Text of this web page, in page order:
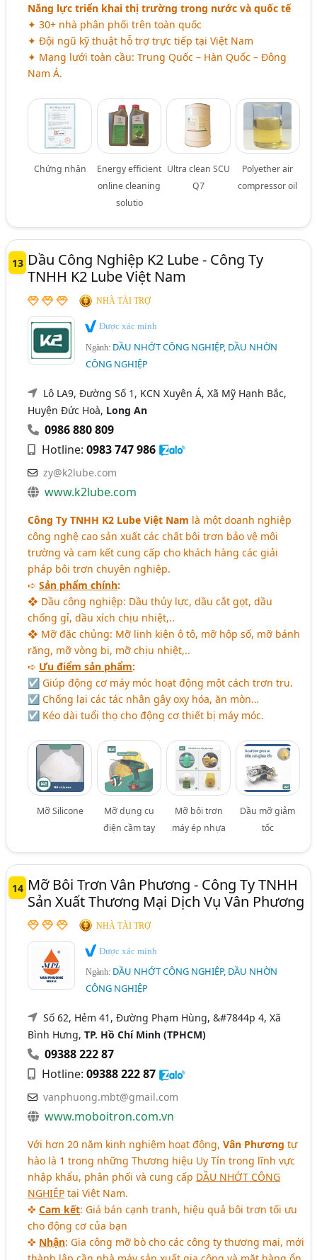
Năng lực triển khai thị trường trong nước và quốc tế
✦ 30+ nhà phân phối trên toàn quốc
✦ Đội ngũ kỹ thuật hỗ trợ trực tiếp tại Việt Nam
✦ Mạng lưới toàn cầu: Trung Quốc – Hàn Quốc – Đông
Nam Á.
Chứng nhận
Energy efficient
online cleaning
solutio
Ultra clean SCU
Q7
Polyether air
compressor oil
13 Dầu Công Nghiệp K2 Lube - Công Ty
TNHH K2 Lube Việt Nam
NHÀ TÀI TRỢ
Được xác minh
Ngành: DẦU NHỚT CÔNG NGHIỆP, DẦU NHỜN
CÔNG NGHIỆP
Lô LA9, Đường Số 1, KCN Xuyên Á, Xã Mỹ Hạnh Bắc,
Huyện Đức Hoà, Long An
0986 880 809
Hotline:0983 747 986
zy@k2lube.com
www.k2lube.com
Công Ty TNHH K2 Lube Việt Nam là một doanh nghiệp
công nghệ cao sản xuất các chất bôi trơn bảo vệ môi
trường và cam kết cung cấp cho khách hàng các giải
pháp bôi trơn chuyên nghiệp.
➪Sản phẩm chính:
❖ Dầu công nghiệp: Dầu thủy lực, dầu cắt gọt, dầu
chống gỉ, dầu xích chịu nhiệt,..
❖ Mỡ đặc chủng: Mỡ linh kiện ô tô, mỡ hộp số, mỡ bánh
răng, mỡ vòng bi, mỡ chịu nhiệt,..
➪ Ưu điểm sản phẩm:
☑ Giúp động cơ máy móc hoạt động một cách trơn tru.
☑ Chống lại các tác nhân gây oxy hóa, ăn mòn…
☑ Kéo dài tuổi thọ cho động cơ thiết bị máy móc.
Mỡ Silicone
Mỡ dụng cụ
điện cầm tay
Mỡ bôi trơn
máy ép nhựa
Dầu mỡ giảm
tốc
14 Mỡ Bôi Trơn Vân Phương - Công Ty TNHH
Sản Xuất Thương Mại Dịch Vụ Vân Phương
NHÀ TÀI TRỢ
Được xác minh
Ngành: DẦU NHỚT CÔNG NGHIỆP, DẦU NHỜN
CÔNG NGHIỆP
Số 62, Hẻm 41, Đường Phạm Hùng, &#7844p 4, Xã
Bình Hưng,TP. Hồ Chí Minh (TPHCM)
09388 222 87
Hotline:09388 222 87
vanphuong.mbt@gmail.com
www.moboitron.com.vn
Với hơn 20 năm kinh nghiệm hoạt động,Vân Phương tự
hào là 1 trong những Thương hiệu Uy Tín trong lĩnh vực
nhập khẩu, phân phối và cung cấp DẦU NHỚT CÔNG
NGHIỆP tại Việt Nam.
✜Cam kết: Giá bán cạnh tranh, hiệu quả bôi trơn tối ưu
cho động cơ của bạn
✜ Nhận: Gia công mỡ bò cho các công ty thương mại, mới